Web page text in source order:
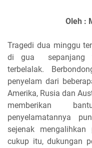
Oleh :
Tragedi dua minggu
di gua sepanjang
terbelalak.
penyelam dari
Amerika, Rusia dan
memberikan
penyelamatannya
sejenak
cukup itu, dukungan